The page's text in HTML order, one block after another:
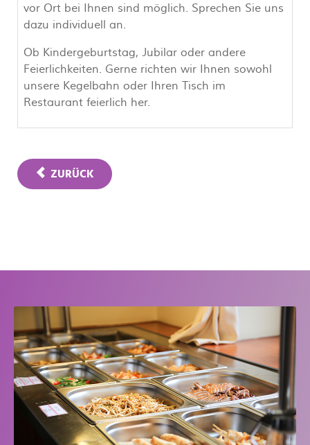
vor Ort bei Ihnen sind möglich. Sprechen Sie uns
dazu individuell an.
Ob Kindergeburtstag, Jubilar oder andere
Feierlichkeiten. Gerne richten wir Ihnen sowohl
unsere Kegelbahn oder Ihren Tisch im
Restaurant feierlich her.
ZURÜCK